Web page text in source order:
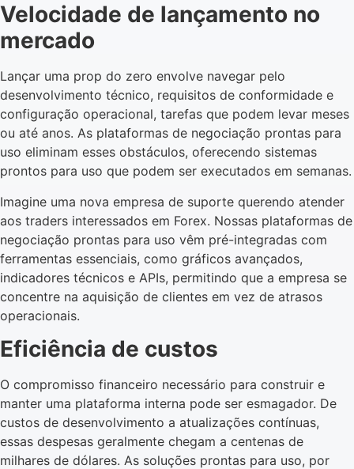
Velocidade de lançamento no
mercado
Lançar uma prop do zero envolve navegar pelo
desenvolvimento técnico, requisitos de conformidade e
configuração operacional, tarefas que podem levar meses
ou até anos. As plataformas de negociação prontas para
uso eliminam esses obstáculos, oferecendo sistemas
prontos para uso que podem ser executados em semanas.
Imagine uma nova empresa de suporte querendo atender
aos traders interessados em Forex. Nossas plataformas de
negociação prontas para uso vêm pré-integradas com
ferramentas essenciais, como gráficos avançados,
indicadores técnicos e APIs, permitindo que a empresa se
concentre na aquisição de clientes em vez de atrasos
operacionais.
Eficiência de custos
O compromisso financeiro necessário para construir e
manter uma plataforma interna pode ser esmagador. De
custos de desenvolvimento a atualizações contínuas,
essas despesas geralmente chegam a centenas de
milhares de dólares. As soluções prontas para uso, por